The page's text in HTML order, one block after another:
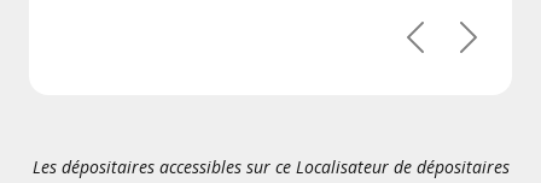
PrécédentSuivant
Les dépositaires accessibles sur ce Localisateur de dépositaires